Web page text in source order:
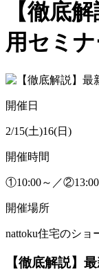
【徹底
用セミ
開催日
2/15(土)16(日)
開催時間
①10:00～／②13:00
開催場所
nattoku住宅のショ
【徹底解説】